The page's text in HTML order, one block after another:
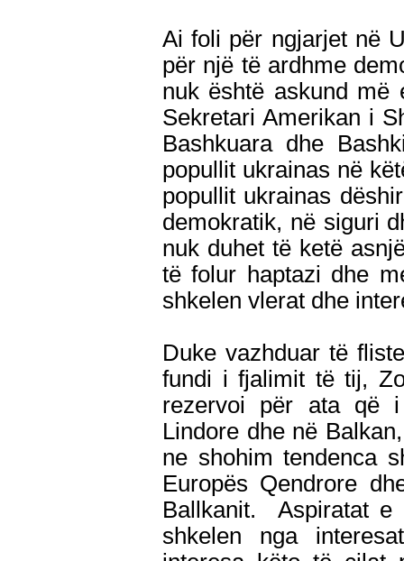
Ai foli për ngjarjet në
për një të ardhme
nuk është askund
Sekretari Amerikan i
Bashkuara dhe
popullit ukrainas në
popullit ukrainas
demokratik, në siguri
nuk duhet të ketë
të folur haptazi dhe
shkelen vlerat dhe
Duke vazhduar të
fundi i fjalimit të tij,
rezervoi për ata që i
Lindore dhe në
ne shohim tendenca
Europës Qendrore
Ballkanit. Aspiratat e
shkelen nga